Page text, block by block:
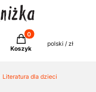
Produkty w koszyku:
Koszyk
polski / zł
Literatura dla dzieci